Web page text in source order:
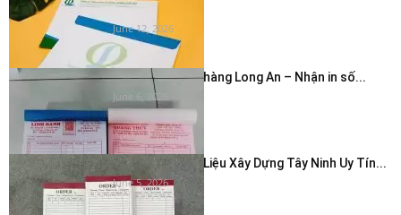
nhanh...
June 12, 2026
In hóa đơn cửa hàng Long An – Nhận in số...
June 6, 2026
In Hóa Đơn Vật Liệu Xây Dựng Tây Ninh Uy Tín...
June 5, 2026